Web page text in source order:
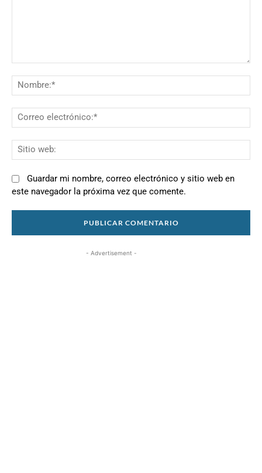
Guardar mi nombre, correo electrónico y sitio web en
este navegador la próxima vez que comente.
- Advertisement -